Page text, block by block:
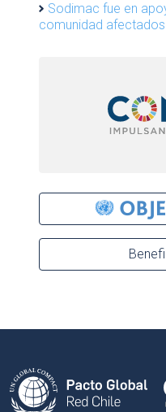
Sodimac fue en
comunidad